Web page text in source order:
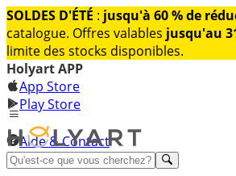
SOLDES D'ÉTÉ : jusqu'à 60 % de
catalogue. Offres valables jusqu'au
limite des stocks disponibles.
Holyart APP
App Store
Play Store
Aide & Contact
Découvrez Premium